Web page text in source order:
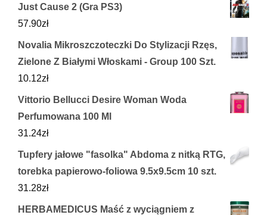
Just Cause 2 (Gra PS3)
57.90zł
Novalia Mikroszczoteczki Do Stylizacji Rzęs,
Zielone Z Białymi Włoskami - Group 100 Szt.
10.12zł
Vittorio Bellucci Desire Woman Woda
Perfumowana 100 Ml
31.24zł
Tupfery jałowe "fasolka" Abdoma z nitką RTG,
torebka papierowo-foliowa 9.5x9.5cm 10 szt.
31.28zł
HERBAMEDICUS Maść z wyciągniem z